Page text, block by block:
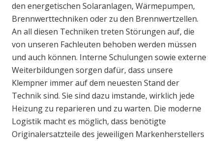
den energetischen Solaranlagen, Wärmepumpen,
Brennwerttechniken oder zu den Brennwertzellen.
An all diesen Techniken treten Störungen auf, die
von unseren Fachleuten behoben werden müssen
und auch können. Interne Schulungen sowie externe
Weiterbildungen sorgen dafür, dass unsere
Klempner immer auf dem neuesten Stand der
Technik sind. Sie sind dazu imstande, wirklich jede
Heizung zu reparieren und zu warten. Die moderne
Logistik macht es möglich, dass benötigte
Originalersatzteile des jeweiligen Markenherstellers